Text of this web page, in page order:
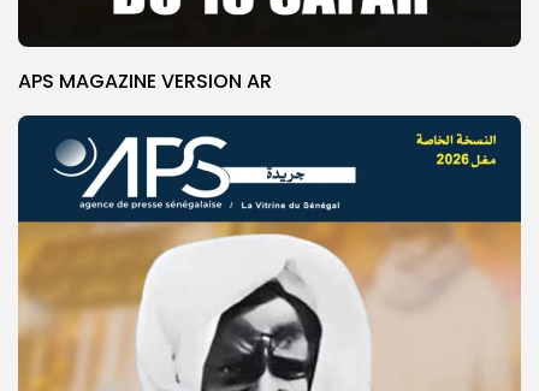
APS MAGAZINE VERSION AR